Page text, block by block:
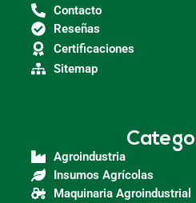
Contacto
Reseñas
Certificaciones
Sitemap
Agroindustria
Insumos Agrícolas
Maquinaria Agroindustrial